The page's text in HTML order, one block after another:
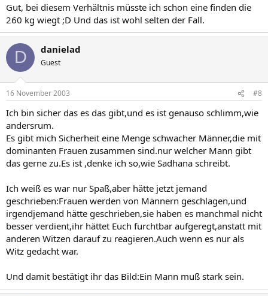
Gut, bei diesem Verhältnis müsste ich schon eine finden die
260 kg wiegt ;D Und das ist wohl selten der Fall.
D danielad
Guest
16 November 2003 #8
Ich bin sicher das es das gibt,und es ist genauso schlimm,wie
andersrum.
Es gibt mich Sicherheit eine Menge schwacher Männer,die mit
dominanten Frauen zusammen sind.nur welcher Mann gibt
das gerne zu.Es ist ,denke ich so,wie Sadhana schreibt.
Ich weiß es war nur Spaß,aber hätte jetzt jemand
geschrieben:Frauen werden von Männern geschlagen,und
irgendjemand hätte geschrieben,sie haben es manchmal nicht
besser verdient,ihr hättet Euch furchtbar aufgeregt,anstatt mit
anderen Witzen darauf zu reagieren.Auch wenn es nur als
Witz gedacht war.
Und damit bestätigt ihr das Bild:Ein Mann muß stark sein.